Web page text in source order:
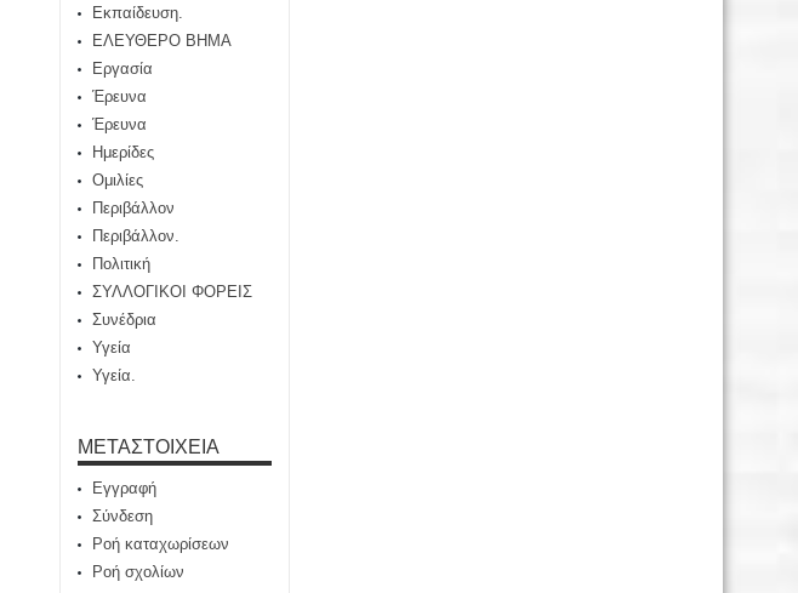
Εκπαίδευση.
ΕΛΕΥΘΕΡΟ ΒΗΜΑ
Εργασία
Έρευνα
Έρευνα
Ημερίδες
Ομιλίες
Περιβάλλον
Περιβάλλον.
Πολιτική
ΣΥΛΛΟΓΙΚΟΙ ΦΟΡΕΙΣ
Συνέδρια
Υγεία
Υγεία.
ΜΕΤΑΣΤΟΙΧΕΊΑ
Εγγραφή
Σύνδεση
Ροή καταχωρίσεων
Ροή σχολίων